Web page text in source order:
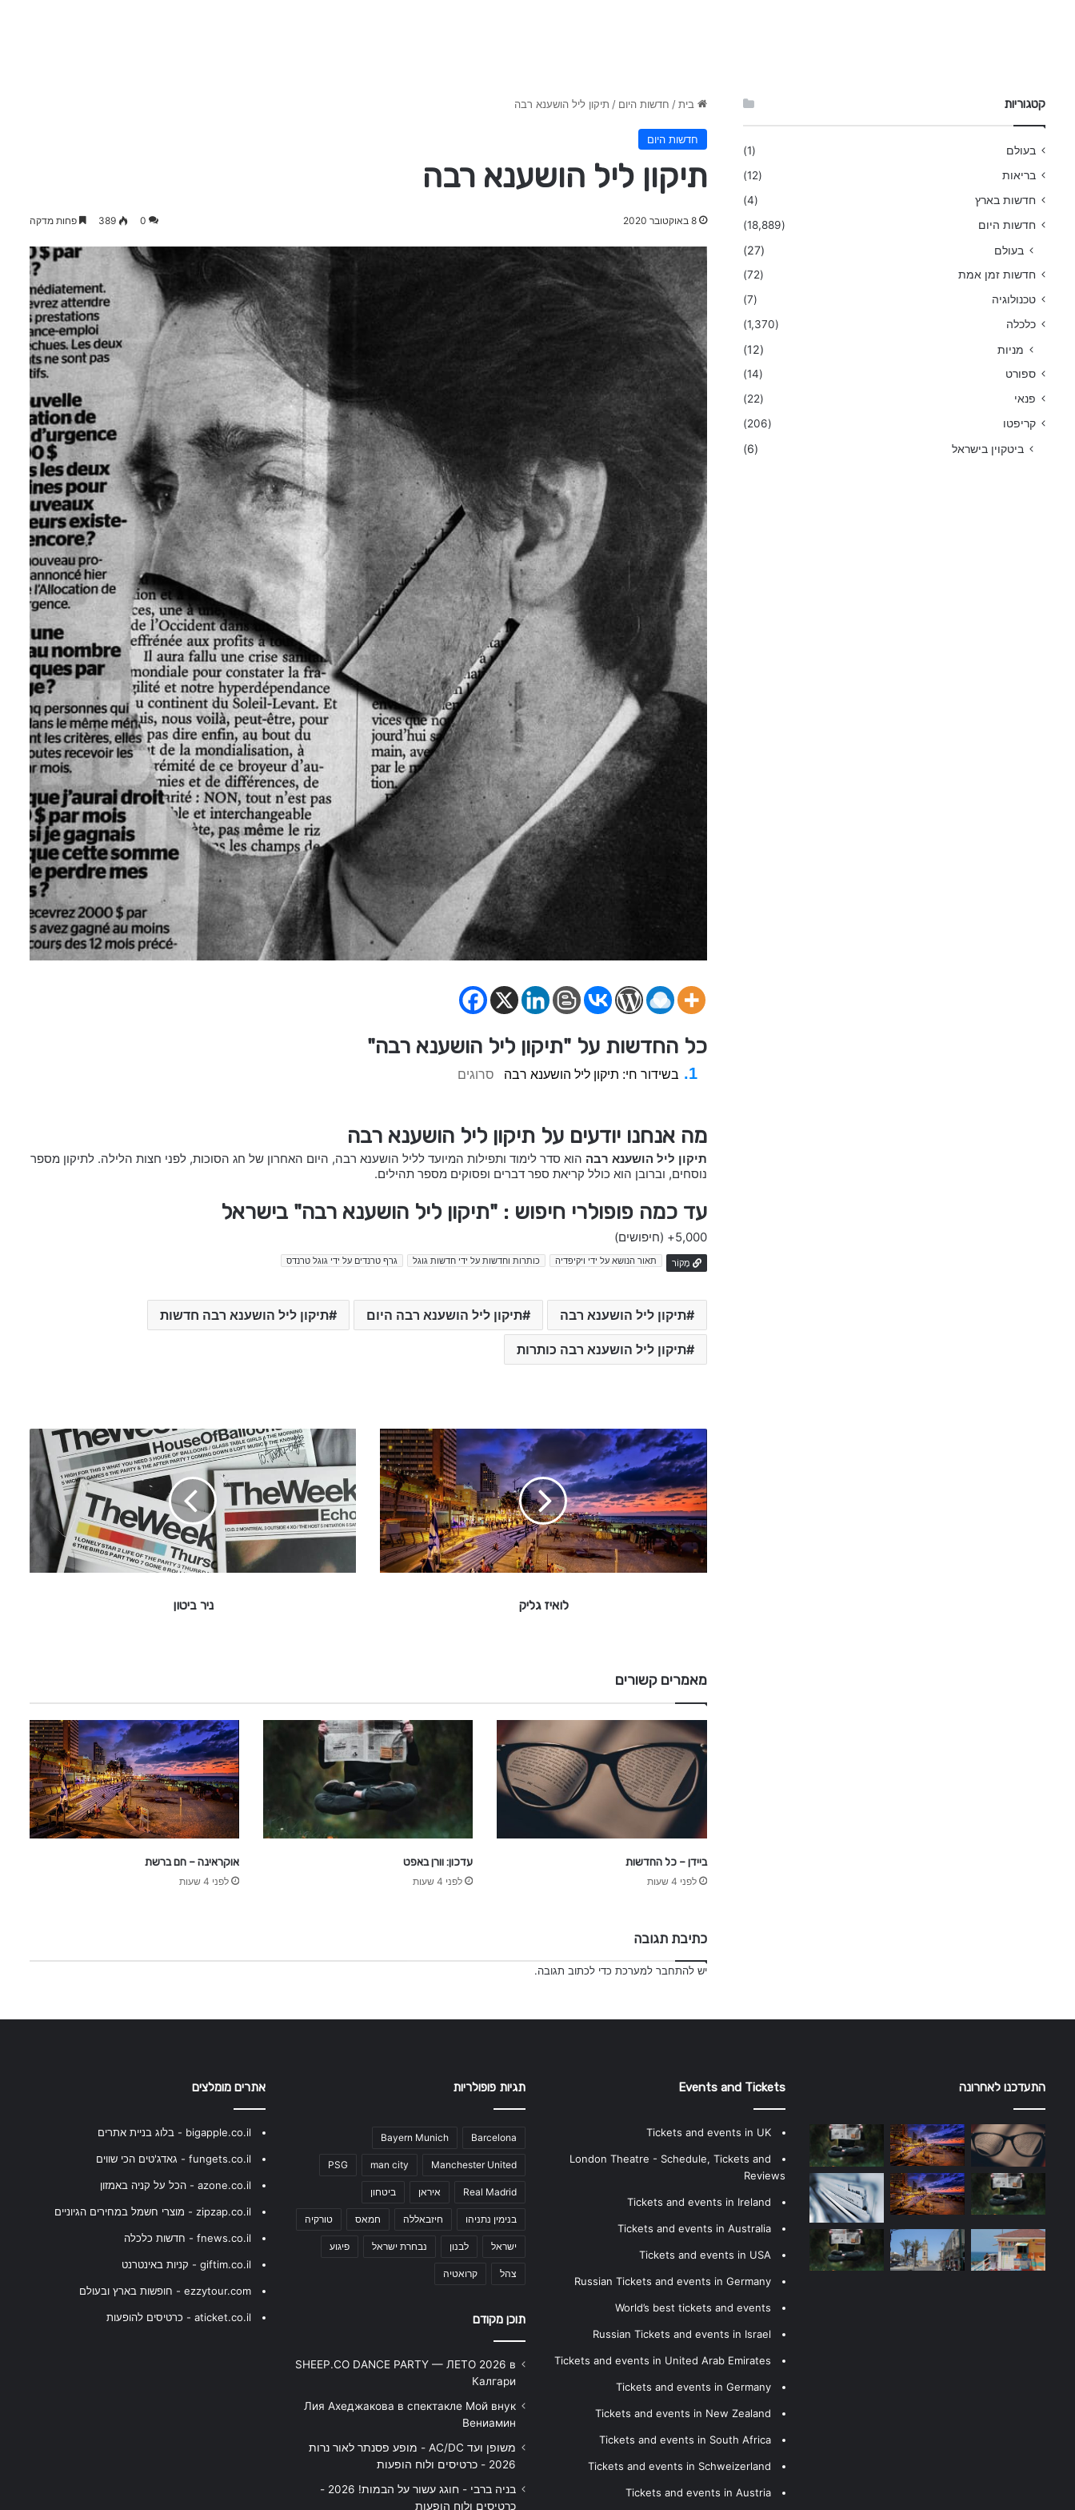
בית / חדשות היום / תיקון ליל הושענא רבה
חדשות היום
תיקון ליל הושענא רבה
8 באוקטובר 2020 0
389 פחות מדקה
כל החדשות על "תיקון ליל הושענא רבה"
בשידור חי: תיקון ליל הושענא רבה סרוגים
מה אנחנו יודעים על תיקון ליל הושענא רבה
תיקון ליל הושענא רבה הוא סדר לימוד ותפילות המיועד לליל הושענא רבה, היום האחרון של חג הסוכות, לפני חצות הלילה. לתיקון מספר
נוסחים, וברובן הוא כולל קריאת ספר דברים ופסוקים מספר תהילים.
עד כמה פופולרי חיפוש : "תיקון ליל הושענא רבה" בישראל
5,000+ (חיפושים)
מָקוֹר תאור הנושא על ידי ויקיפדיה כותרות וחדשות על ידי חדשות גוגל גרף טרנדים על ידי גוגל טרנדס
תיקון ליל הושענא רבה תיקון ליל הושענא רבה היום תיקון ליל הושענא רבה חדשות
תיקון ליל הושענא רבה כותרות
ל
ו
א
י
ז
ג
ל
י
ק
לואיז גליק
ר
ב
י
ט
ו
ניר ביטון
מאמרים קשורים
ביידן – כל החדשות
לפני 4 שעות
עדכון: וורן באפט
לפני 4 שעות
אוקראינה – חם ברשת
לפני 4 שעות
כתיבת תגובה
ישלהתחבר למערכת כדי לכתוב תגובה.
קטגוריות
בעולם
(1)
בריאות
(12)
חדשות בארץ
(4)
חדשות היום
(18,889)
בעולם (27)
חדשות זמן אמת
(72)
טכנולוגיה
(7)
כלכלה
(1,370)
מניות (12)
ספורט
(14)
פנאי
(22)
קריפטו
(206)
ביטקוין בישראל (6)
התעדכנו לאחרונה Events and Tickets
Tickets and events in UK
London Theatre - Schedule, Tickets and
Reviews
Tickets and events in Ireland
Tickets and events in Australia
Tickets and events in USA
Russian Tickets and events in Germany
World’s best tickets and events
Russian Tickets and events in Israel
Tickets and events in United Arab Emirates
Tickets and events in Germany
Tickets and events in New Zealand
Tickets and events in South Africa
Tickets and events in Schweizerland
Tickets and events in Austria
תגיות פופולריות
Barcelona
Bayern Munich
Manchester United
man city
PSG
Real Madrid איראן ביטחון
בנימין נתניהו חיזבאללה חמאס טורקיה
ישראל לבנון נבחרת ישראל פיגוע
צהל קרואטיה
תוכן מקודם
SHEEP.CO DANCE PARTY — ЛЕТО 2026 в
Калгари
Лия Ахеджакова в спектакле Мой внук
Вениамин
משופן ועד AC/DC - מופע פסנתר לאור נרות
2026 - כרטיסים ולוח הופעות
בניה ברבי - חוגג עשור על הבמות! 2026 -
כרטיסים ולוח הופעות
אתרים מומלצים
bigapple.co.il - בלוג בניית אתרים
fungets.co.il - גאדג'טים הכי שווים
azone.co.il - הכל על קניה באמזון
zipzap.co.il - מוצרי חשמל במחירים הגיוניים
fnews.co.il - חדשות כלכלה
giftim.co.il - קניות באינטרנט
ezzytour.com - חופשות בארץ ובעולם
aticket.co.il - כרטיסים להופעות